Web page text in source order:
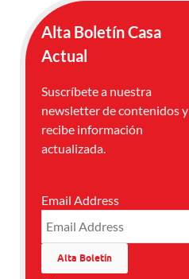
Alta Boletín Casa
Actual
Suscríbete a nuestra
newsletter de contenidos y
recibe información
actualizada.
Email Address